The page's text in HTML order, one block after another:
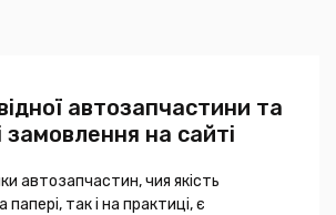
автозапчастини та
на сайті
автозапчастин, чия якість
так і на практиці, є